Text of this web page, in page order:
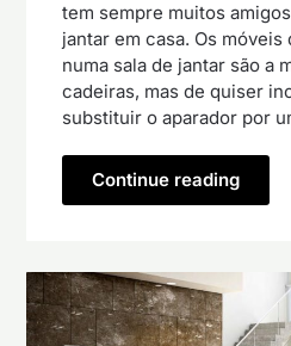
tem sempre muitos
jantar em casa. Os
numa sala de jantar são a
cadeiras, mas de quiser
substituir o aparador por
Continue reading